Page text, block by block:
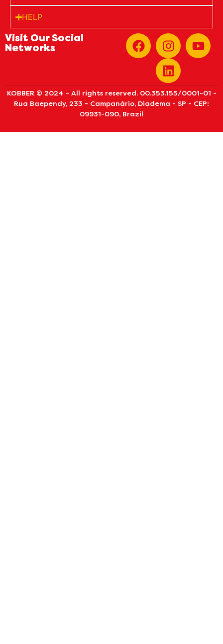
HELP
Visit Our Social
Networks
KOBBER © 2024 - All rights reserved. 00.353.155/0001-01 -
Rua Baependy, 233 - Campanário, Diadema - SP - CEP:
09931-090, Brazil